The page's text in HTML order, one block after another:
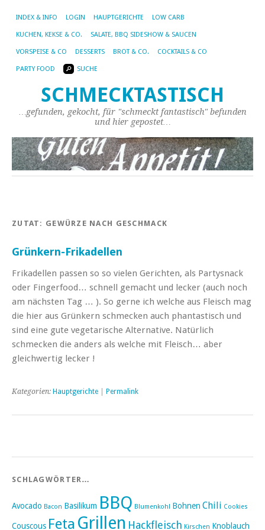
INDEX & INFO LOGIN HAUPTGERICHTE LOW CARB
KUCHEN, KEKSE & CO. SALATE, BBQ SIDESHOW & SAUCEN
VORSPEISE & CO DESSERTS BROT & CO. COCKTAILS & CO
PARTY FOOD SUCHE
SCHMECKTASTISCH
…gefunden, gekocht, für "schmeckt fantastisch" befunden
und hier gepostet…
ZUTAT: GEWÜRZE NACH GESCHMACK
Grünkern-Frikadellen
Frikadellen passen so so vielen Gerichten, als Partysnack
oder Fingerfood… schnell gemacht und lecker (auch noch
am nächsten Tag … ). So gerne ich welche aus Fleisch mag
die hier aus Grünkern schmecken auch phantastisch und
sind eine gute vegetarische Alternative. Natürlich
schmecken die anders als welche mit Fleisch… aber
gleichwertig lecker !
Kategorien: Hauptgerichte Permalink
SCHLAGWÖRTER…
Avocado Bacon Basilikum BBQ Blumenkohl Bohnen Chili Cookies
Couscous Feta Grillen Hackfleisch Kirschen Knoblauch